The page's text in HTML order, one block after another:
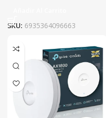
SKU: 6935364096663